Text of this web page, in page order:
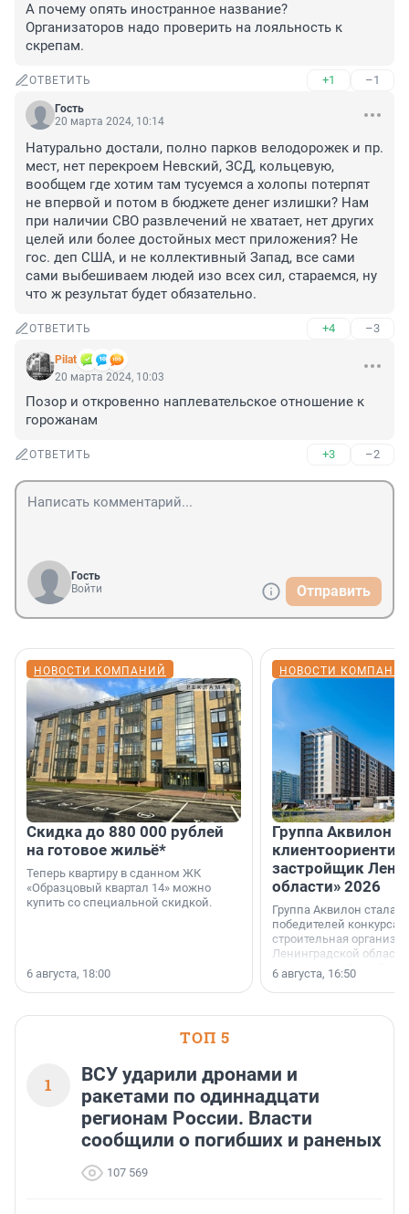
А почему опять иностранное название?
Организаторов надо проверить на лояльность к
скрепам.
ОТВЕТИТЬ +1 –1
Гость
20 марта 2024, 10:14
Натурально достали, полно парков велодорожек и пр.
мест, нет перекроем Невский, ЗСД, кольцевую,
вообщем где хотим там тусуемся а холопы потерпят
не впервой и потом в бюджете денег излишки? Нам
при наличии СВО развлечений не хватает, нет других
целей или более достойных мест приложения? Не
гос. деп США, и не коллективный Запад, все сами
сами выбешиваем людей изо всех сил, стараемся, ну
что ж результат будет обязательно.
ОТВЕТИТЬ +4 –3
Pilat
20 марта 2024, 10:03
Позор и откровенно наплевательское отношение к
горожанам
ОТВЕТИТЬ +3 –2
Гость
Войти
Отправить
НОВОСТИ КОМПАНИЙ
Скидка до 880 000 рублей
на готовое жильё*
Теперь квартиру в сданном ЖК
«Образцовый квартал 14» можно
купить со специальной скидкой.
6 августа, 18:00
НОВОСТИ
Группа Аквилон
застройщик
области» 2026
Группа Аквилон стала
победителей конкурса
строительная
Ленинградской области
номинации «Самый
застройщик
области».
6 августа, 16:50
ТОП 5
1
ВСУ ударили дронами и
ракетами по одиннадцати
регионам России. Власти
сообщили о погибших и раненых
107 569